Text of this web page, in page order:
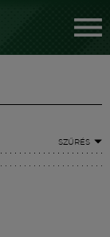
SZŰRÉS